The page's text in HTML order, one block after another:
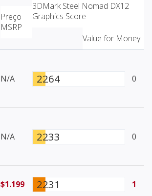
Preço
MSRP
3DMark Steel Nomad DX12
Graphics Score
Value for Money
N/A 2264 0
N/A 2233 0
$1.199 2231 1